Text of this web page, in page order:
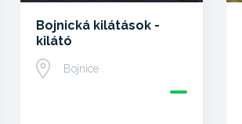
Bojnická kilátások -
kilátó
Bojnice